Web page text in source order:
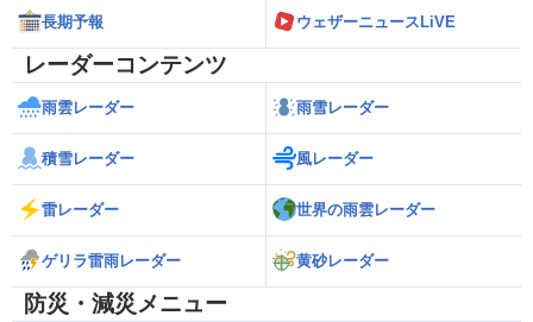
長期予報 ウェザーニュースLiVE
レーダーコンテンツ
雨雲レーダー 雨雪レーダー
積雪レーダー 風レーダー
雷レーダー 世界の雨雲レーダー
ゲリラ雷雨レーダー 黄砂レーダー
防災・減災メニュー